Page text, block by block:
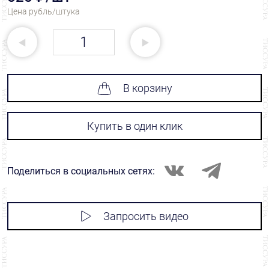
Цена рубль/штука
В корзину
Купить в один клик
Поделиться в социальных сетях:
Запросить видео